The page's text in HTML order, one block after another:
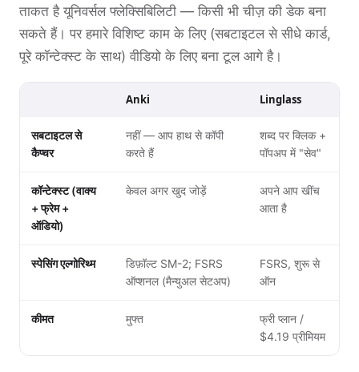
ताकत है यूनिवर्सल फ्लेक्सिबिलिटी — किसी भी चीज़ की डेक बना
सकते हैं। पर हमारे विशिष्ट काम के लिए (सबटाइटल से सीधे कार्ड,
पूरे कॉन्टेक्स्ट के साथ) वीडियो के लिए बना टूल आगे है।
Anki Linglass
सबटाइटल से
कैप्चर
नहीं — आप हाथ से कॉपी
करते हैं
शब्द पर क्लिक +
पॉपअप में "सेव"
कॉन्टेक्स्ट (वाक्य
+ फ्रेम +
ऑडियो)
केवल अगर खुद जोड़ें
अपने आप खींच
आता है
स्पेसिंग एल्गोरिथ्म
डिफ़ॉल्ट SM-2; FSRS
ऑप्शनल (मैन्युअल सेटअप)
FSRS, शुरू से
ऑन
कीमत मुफ्त
फ्री प्लान /
$4.19 प्रीमियम